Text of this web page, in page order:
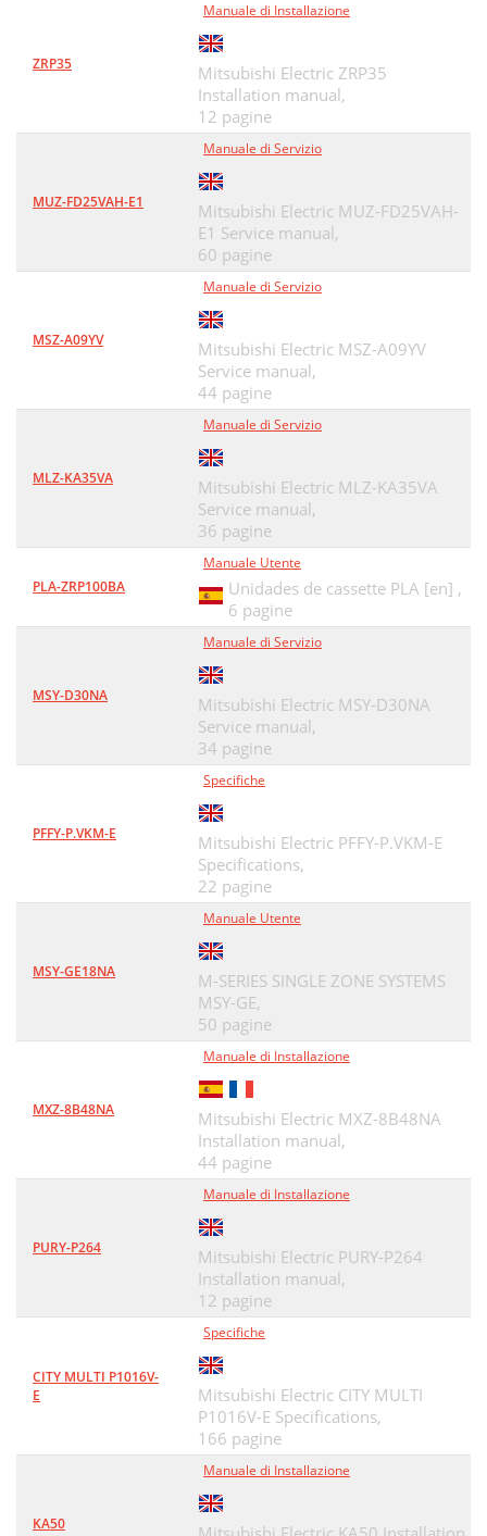
ZRP35
Manuale di Installazione
Mitsubishi Electric ZRP35
Installation manual,
12 pagine
MUZ-FD25VAH-E1
Manuale di Servizio
Mitsubishi Electric MUZ-FD25VAH-
E1 Service manual,
60 pagine
MSZ-A09YV
Manuale di Servizio
Mitsubishi Electric MSZ-A09YV
Service manual,
44 pagine
MLZ-KA35VA
Manuale di Servizio
Mitsubishi Electric MLZ-KA35VA
Service manual,
36 pagine
PLA-ZRP100BA
Manuale Utente
Unidades de cassette PLA [en] ,
6 pagine
MSY-D30NA
Manuale di Servizio
Mitsubishi Electric MSY-D30NA
Service manual,
34 pagine
PFFY-P.VKM-E
Specifiche
Mitsubishi Electric PFFY-P.VKM-E
Specifications,
22 pagine
MSY-GE18NA
Manuale Utente
M-SERIES SINGLE ZONE SYSTEMS
MSY-GE,
50 pagine
MXZ-8B48NA
Manuale di Installazione
Mitsubishi Electric MXZ-8B48NA
Installation manual,
44 pagine
PURY-P264
Manuale di Installazione
Mitsubishi Electric PURY-P264
Installation manual,
12 pagine
CITY MULTI P1016V-
E
Specifiche
Mitsubishi Electric CITY MULTI
P1016V-E Specifications,
166 pagine
KA50
Manuale di Installazione